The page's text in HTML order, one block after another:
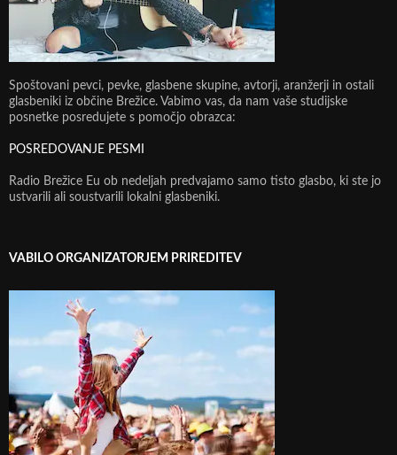
Spoštovani pevci, pevke, glasbene skupine, avtorji, aranžerji in ostali
glasbeniki iz občine Brežice. Vabimo vas, da nam vaše studijske
posnetke posredujete s pomočjo obrazca:
POSREDOVANJE PESMI
Radio Brežice Eu ob nedeljah predvajamo samo tisto glasbo, ki ste jo
ustvarili ali soustvarili lokalni glasbeniki.
VABILO ORGANIZATORJEM PRIREDITEV